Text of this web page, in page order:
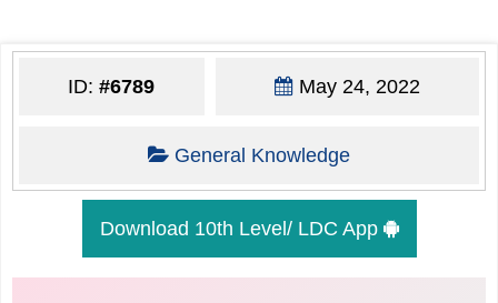
ID:#6789 May 24, 2022
General Knowledge
Download 10th Level/ LDC App